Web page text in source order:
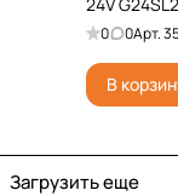
0 0Арт.
В
Загрузить еще